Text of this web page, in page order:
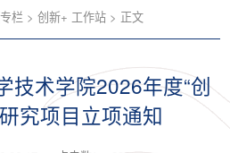
栏 >创新+ 工作站 > 正文
技术学院2026年度“创
究项目立项通知